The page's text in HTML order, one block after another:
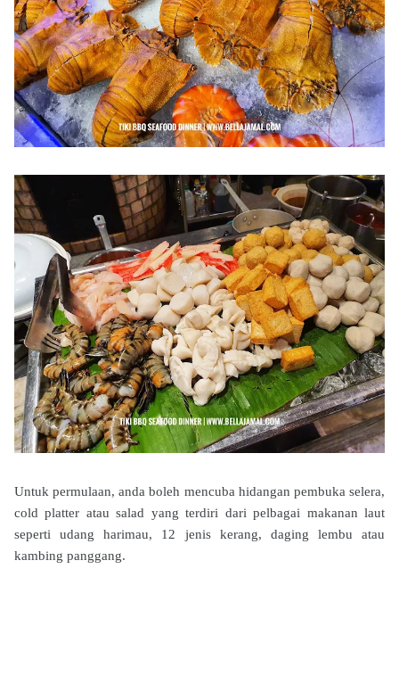
Untuk permulaan, anda boleh mencuba hidangan pembuka selera,
cold platter atau salad yang terdiri dari pelbagai makanan laut
seperti udang harimau, 12 jenis kerang, daging lembu atau
kambing panggang.